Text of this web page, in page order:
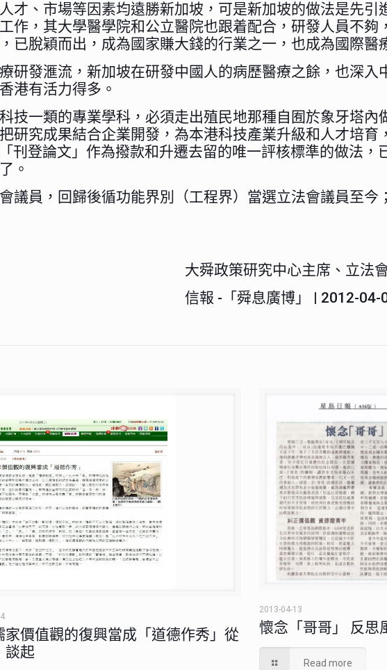
才、市場等因素均遠勝新加坡，可是新加坡的做法是先引
作，其大學醫學院和公立醫院也跟着配合，研發人員不夠
已脫穎而出，成為國家賺大錢的行業之一，也成為國際醫
研發滙流，新加坡在研發中國人的病歷醫療之餘，也深入
港有活力得多。
技一類的專業學科，必須走出殖民地那種自囿於象牙塔內
研究成果結合企業開發，為本港科技產業升級和人才培育
刊登論文」作為撥款和升遷去留的唯一評核標準的做法，
。
議員，回歸後循功能界別（工程界）當選立法會議員至今
大舜政策研究中心主席、立法
信報 -「舜息廣博」 | 2012-04-
家價值觀的復興當成「道德作秀」從
談起
2013-04-13
懷念「哥哥」 反思
Read more